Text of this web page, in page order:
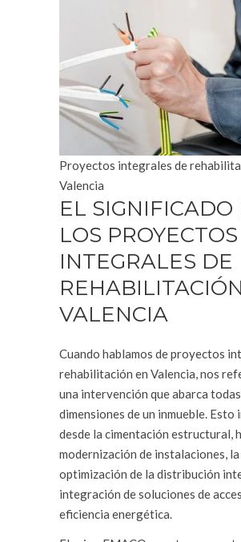
Proyectos integrales de
Valencia
EL SIGNIFICADO
LOS PROYECTOS
INTEGRALES DE
VALENCIA
Cuando hablamos de proyectos
rehabilitación en Valencia, nos
una intervención que abarca
dimensiones de un inmueble. Esto
desde la cimentación estructural,
modernización de instalaciones, la
optimización de la distribución
integración de soluciones de
eficiencia energética.